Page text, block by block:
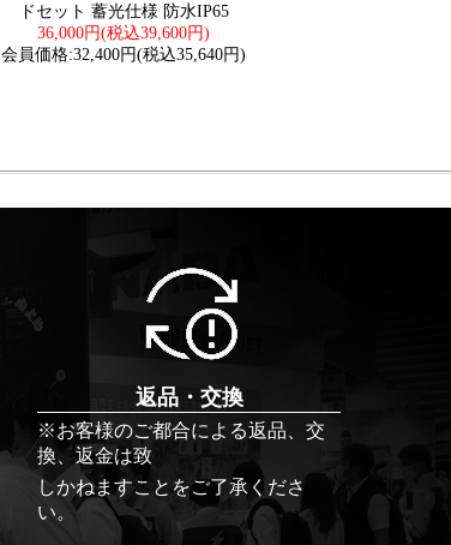
ドセット 蓄光仕様 防水IP65
36,000円(税込39,600円)
会員価格:32,400円(税込35,640円)
返品・交換
※お客様のご都合による返品、交
換、返金は致
しかねますことをご了承くださ
い。